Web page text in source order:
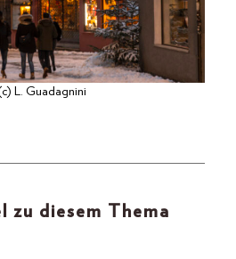
L. Guadagnini
zu diesem Thema